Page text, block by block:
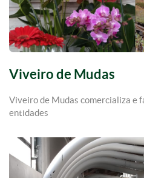
Viveiro de Mudas
Viveiro de Mudas comercializa e
entidades